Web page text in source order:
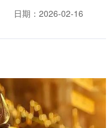
日期：2026-02-16